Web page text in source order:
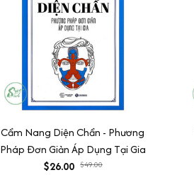
Cẩm Nang Diện Chẩn - Phương
Pháp Đơn Giản Áp Dụng Tại Gia
$26.00 $49.00